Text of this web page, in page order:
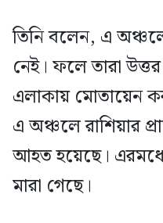
তিনি বলেন, এ অঞ্চলে
নেই। ফলে তারা
এলাকায় মোতায়েন
এ অঞ্চলে রাশিয়ার
আহত হয়েছে।
মারা গেছে।